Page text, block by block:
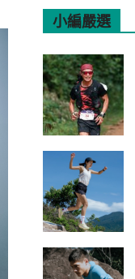
小編嚴選